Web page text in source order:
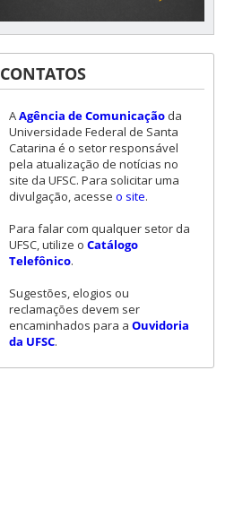
CONTATOS
AAgência de Comunicaçãoda
Universidade Federal de Santa
Catarina é o setor responsável
pela atualização de notícias no
site da UFSC. Para solicitar uma
divulgação, acesse o site.
Para falar com qualquer setor da
UFSC, utilize o Catálogo
Telefônico.
Sugestões, elogios ou
reclamações devem ser
encaminhados para a Ouvidoria
da UFSC.